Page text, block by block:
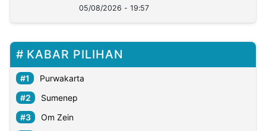
05/08/2026 - 19:57
KABAR PILIHAN
Purwakarta
Sumenep
Om Zein